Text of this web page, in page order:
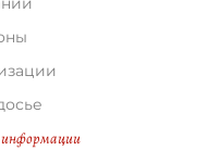
информации